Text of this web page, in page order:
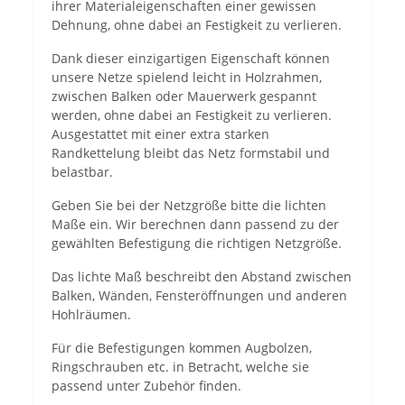
ihrer Materialeigenschaften einer gewissen
Dehnung, ohne dabei an Festigkeit zu verlieren.
Dank dieser einzigartigen Eigenschaft können
unsere Netze spielend leicht in Holzrahmen,
zwischen Balken oder Mauerwerk gespannt
werden, ohne dabei an Festigkeit zu verlieren.
Ausgestattet mit einer extra starken
Randkettelung bleibt das Netz formstabil und
belastbar.
Geben Sie bei der Netzgröße bitte die lichten
Maße ein. Wir berechnen dann passend zu der
gewählten Befestigung die richtigen Netzgröße.
Das lichte Maß beschreibt den Abstand zwischen
Balken, Wänden, Fensteröffnungen und anderen
Hohlräumen.
Für die Befestigungen kommen Augbolzen,
Ringschrauben etc. in Betracht, welche sie
passend unter Zubehör finden.